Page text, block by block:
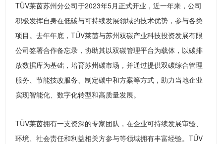
TÜV莱茵苏州分公司于2023年5月正式开业，近一年来，公司
积极发挥自身在低碳与可持续发展领域的技术优势，参与各类
项目。去年年底，TÜV莱茵与苏州双碳产业科技投资发展有限
公司签署合作备忘录，协助其以双碳管理平台为载体，以碳排
放数据库为基础，培育苏州碳市场，并通过提供双碳综合管理
服务、节能技改服务、制定碳中和方案等方式，助力当地企业
实现智能化、数字化转型和高质量发展。
TÜV莱茵拥有一支资深的专家团队，在企业可持续发展审验、
环境、社会责任和利益相关方参与等领域拥有丰富经验。TÜV